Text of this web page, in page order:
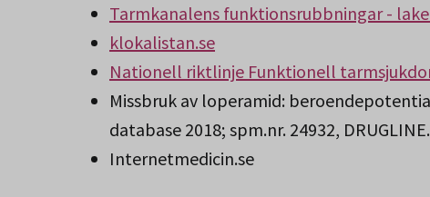
Tarmkanalens funktionsrubbningar -
klokalistan.se
Nationell riktlinje Funktionell
Missbruk av loperamid:
database 2018; spm.nr. 24932, DRUGLINE.
Internetmedicin.se